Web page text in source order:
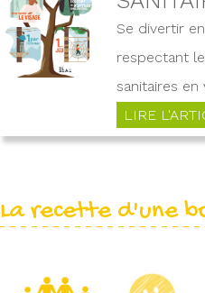
Se divertir
respectant
sanitaires en
LIRE
La recette d'une